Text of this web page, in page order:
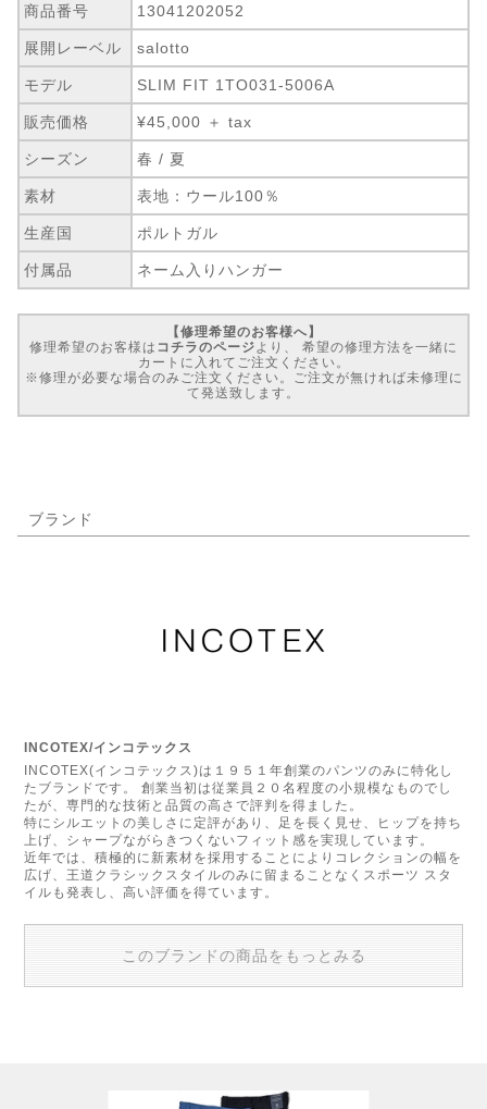
商品番号 13041202052
展開レーベル salotto
モデル SLIM FIT 1TO031-5006A
販売価格 ¥45,000 ＋ tax
シーズン 春 / 夏
素材 表地：ウール100％
生産国 ポルトガル
付属品 ネーム入りハンガー
【修理希望のお客様へ】
修理希望のお客様は コチラのページ より、 希望の修理方法を一緒に
カートに入れてご注文ください。
※修理が必要な場合のみご注文ください。ご注文が無ければ未修理に
て発送致します。
ブランド
INCOTEX/インコテックス
INCOTEX(インコテックス)は１９５１年創業のパンツのみに特化し
たブランドです。 創業当初は従業員２０名程度の小規模なものでし
たが、専門的な技術と品質の高さで評判を得ました。
特にシルエットの美しさに定評があり、足を長く見せ、ヒップを持ち
上げ、シャープながらきつくないフィット感を実現しています。
近年では、積極的に新素材を採用することによりコレクションの幅を
広げ、王道クラシックスタイルのみに留まることなくスポーツ スタ
イルも発表し、高い評価を得ています。
このブランドの商品をもっとみる